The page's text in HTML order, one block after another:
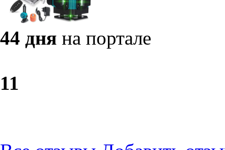
44 дня на портале
11